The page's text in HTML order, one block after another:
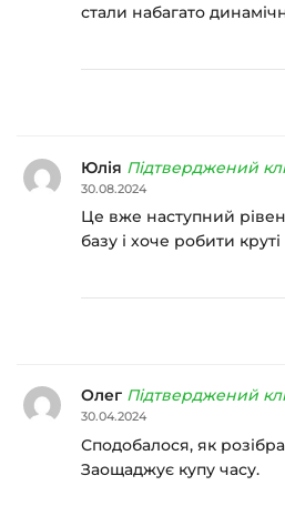
стали набагато
Юлія Підтверджений
30.08.2024
Це вже наступний
базу і хоче робити
Олег Підтверджений
30.04.2024
Сподобалося, як
Заощаджує купу часу.